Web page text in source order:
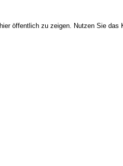
öffentlich zu zeigen. Nutzen Sie das